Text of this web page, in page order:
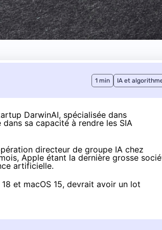
1 min IA et
DarwinAI, spécialisée dans
sa capacité à rendre les SIA
directeur de groupe IA chez
Apple étant la dernière grosse
artificielle.
et macOS 15, devrait avoir un lot